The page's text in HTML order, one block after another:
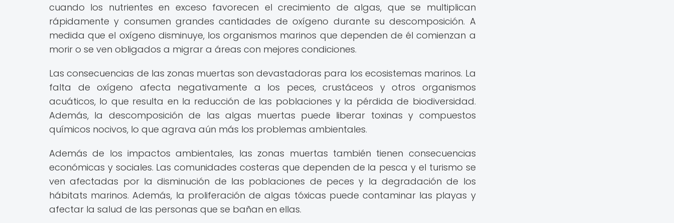
cuando los nutrientes en exceso favorecen el crecimiento de algas, que se multiplican
rápidamente y consumen grandes cantidades de oxígeno durante su descomposición. A
medida que el oxígeno disminuye, los organismos marinos que dependen de él comienzan a
morir o se ven obligados a migrar a áreas con mejores condiciones.
Las consecuencias de las zonas muertas son devastadoras para los ecosistemas marinos. La
falta de oxígeno afecta negativamente a los peces, crustáceos y otros organismos
acuáticos, lo que resulta en la reducción de las poblaciones y la pérdida de biodiversidad.
Además, la descomposición de las algas muertas puede liberar toxinas y compuestos
químicos nocivos, lo que agrava aún más los problemas ambientales.
Además de los impactos ambientales, las zonas muertas también tienen consecuencias
económicas y sociales. Las comunidades costeras que dependen de la pesca y el turismo se
ven afectadas por la disminución de las poblaciones de peces y la degradación de los
hábitats marinos. Además, la proliferación de algas tóxicas puede contaminar las playas y
afectar la salud de las personas que se bañan en ellas.